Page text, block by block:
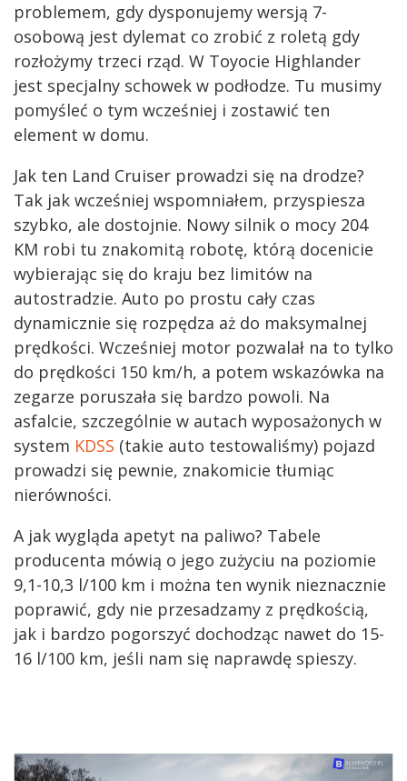
problemem, gdy dysponujemy wersją 7-
osobową jest dylemat co zrobić z roletą gdy
rozłożymy trzeci rząd. W Toyocie Highlander
jest specjalny schowek w podłodze. Tu musimy
pomyśleć o tym wcześniej i zostawić ten
element w domu.
Jak ten Land Cruiser prowadzi się na drodze?
Tak jak wcześniej wspomniałem, przyspiesza
szybko, ale dostojnie. Nowy silnik o mocy 204
KM robi tu znakomitą robotę, którą docenicie
wybierając się do kraju bez limitów na
autostradzie. Auto po prostu cały czas
dynamicznie się rozpędza aż do maksymalnej
prędkości. Wcześniej motor pozwalał na to tylko
do prędkości 150 km/h, a potem wskazówka na
zegarze poruszała się bardzo powoli. Na
asfalcie, szczególnie w autach wyposażonych w
system KDSS (takie auto testowaliśmy) pojazd
prowadzi się pewnie, znakomicie tłumiąc
nierówności.
A jak wygląda apetyt na paliwo? Tabele
producenta mówią o jego zużyciu na poziomie
9,1-10,3 l/100 km i można ten wynik nieznacznie
poprawić, gdy nie przesadzamy z prędkością,
jak i bardzo pogorszyć dochodząc nawet do 15-
16 l/100 km, jeśli nam się naprawdę spieszy.